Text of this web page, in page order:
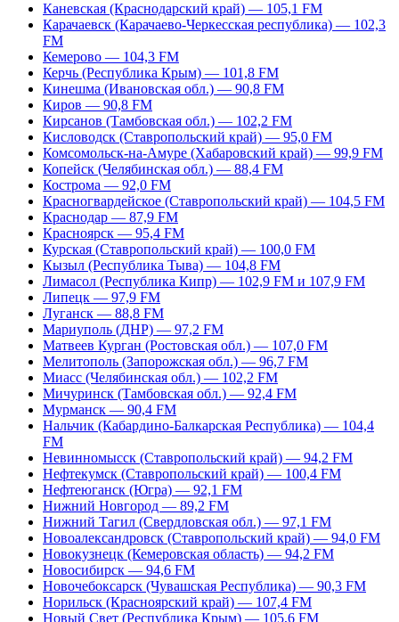
Каневская (Краснодарский край) — 105,1 FM
Карачаевск (Карачаево-Черкесская республика) — 102,3
FM
Кемерово — 104,3 FM
Керчь (Республика Крым) — 101,8 FM
Кинешма (Ивановская обл.) — 90,8 FM
Киров — 90,8 FM
Кирсанов (Тамбовская обл.) — 102,2 FM
Кисловодск (Ставропольский край) — 95,0 FM
Комсомольск-на-Амуре (Хабаровский край) — 99,9 FM
Копейск (Челябинская обл.) — 88,4 FM
Кострома — 92,0 FM
Красногвардейское (Ставропольский край) — 104,5 FM
Краснодар — 87,9 FM
Красноярск — 95,4 FM
Курская (Ставропольский край) — 100,0 FM
Кызыл (Республика Тыва) — 104,8 FM
Лимасол (Республика Кипр) — 102,9 FM и 107,9 FM
Липецк — 97,9 FM
Луганск — 88,8 FM
Мариуполь (ДНР) — 97,2 FM
Матвеев Курган (Ростовская обл.) — 107,0 FM
Мелитополь (Запорожская обл.) — 96,7 FM
Миасс (Челябинская обл.) — 102,2 FM
Мичуринск (Тамбовская обл.) — 92,4 FM
Мурманск — 90,4 FM
Нальчик (Кабардино-Балкарская Республика) — 104,4
FM
Невинномысск (Ставропольский край) — 94,2 FM
Нефтекумск (Ставропольский край) — 100,4 FM
Нефтеюганск (Югра) — 92,1 FM
Нижний Новгород — 89,2 FM
Нижний Тагил (Свердловская обл.) — 97,1 FM
Новоалександровск (Ставропольский край) — 94,0 FM
Новокузнецк (Кемеровская область) — 94,2 FM
Новосибирск — 94,6 FM
Новочебоксарск (Чувашская Республика) — 90,3 FM
Норильск (Красноярский край) — 107,4 FM
Новый Свет (Республика Крым) — 105,6 FM